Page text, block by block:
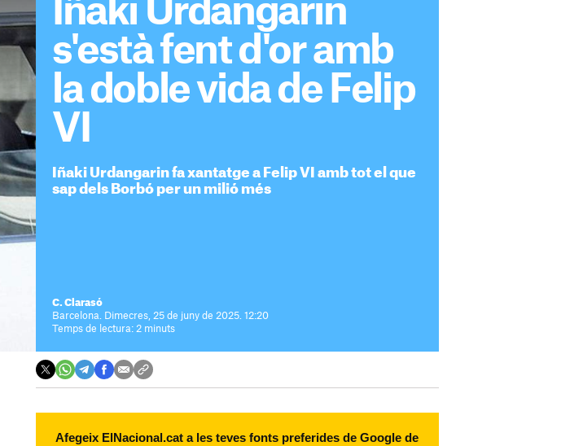
Iñaki Urdangarin
s'està fent d'or amb
la doble vida de Felip
VI
Iñaki Urdangarin fa xantatge a Felip VI amb tot el que
sap dels Borbó per un milió més
C. Clarasó
Barcelona. Dimecres, 25 de juny de 2025. 12:20
Temps de lectura: 2 minuts
Afegeix ElNacional.cat a les teves fonts preferides de Google de